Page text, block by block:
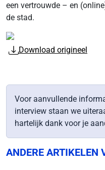
een vertrouwde – en
de stad.
Download origineel
Voor aanvullende
interview staan we
hartelijk dank voor je
ANDERE ARTIKELEN